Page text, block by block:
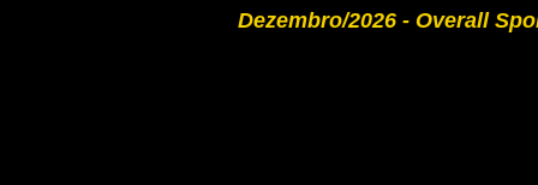
Dezembro/2026 - Overall